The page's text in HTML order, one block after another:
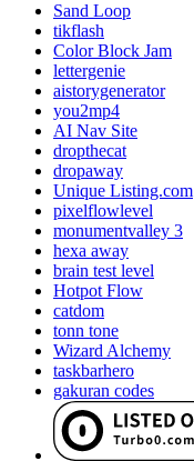
Sand Loop
tikflash
Color Block Jam
lettergenie
aistorygenerator
you2mp4
AI Nav Site
dropthecat
dropaway
Unique Listing.com
pixelflowlevel
monumentvalley 3
hexa away
brain test level
Hotpot Flow
catdom
tonn tone
Wizard Alchemy
taskbarhero
gakuran codes